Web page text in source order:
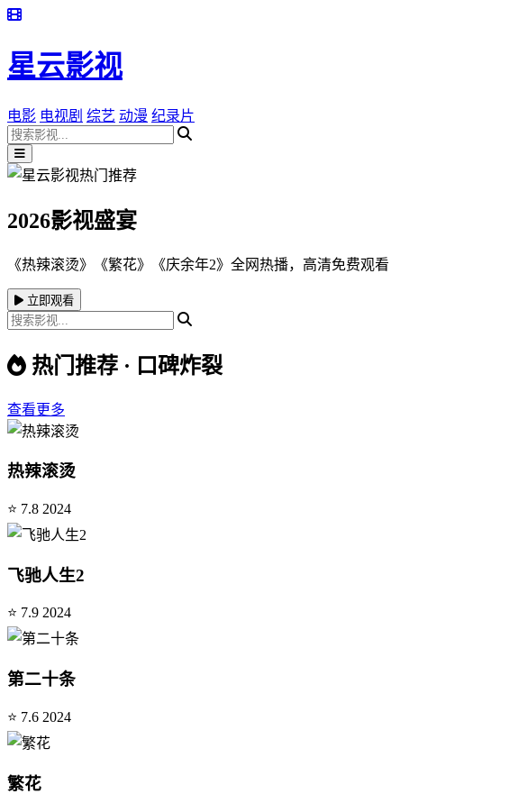
星云影视
电影 电视剧 综艺 动漫 纪录片
2026影视盛宴
《热辣滚烫》《繁花》《庆余年2》全网热播，高清免费观看
立即观看
热门推荐 · 口碑炸裂
查看更多
热辣滚烫
⭐ 7.8 2024
飞驰人生2
⭐ 7.9 2024
第二十条
⭐ 7.6 2024
繁花